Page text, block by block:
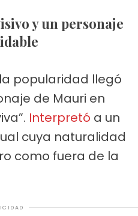
popularidad llegó
de Mauri en
Interpretó a un
cuya naturalidad
como fuera de la